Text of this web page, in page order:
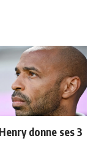
donne ses 3